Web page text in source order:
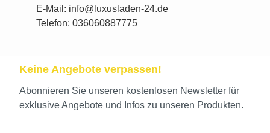
E-Mail: info@luxusladen-24.de
Telefon: 036060887775
Keine Angebote verpassen!
Abonnieren Sie unseren kostenlosen Newsletter für
exklusive Angebote und Infos zu unseren Produkten.